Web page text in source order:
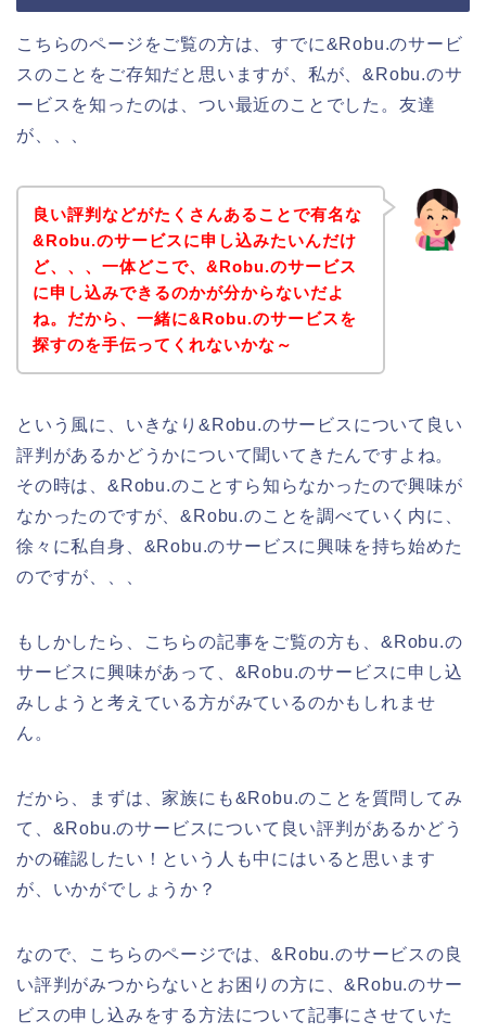
こちらのページをご覧の方は、すでに&Robu.のサービ
スのことをご存知だと思いますが、私が、&Robu.のサ
ービスを知ったのは、つい最近のことでした。友達
が、、、
良い評判などがたくさんあることで有名な
&Robu.のサービスに申し込みたいんだけ
ど、、、一体どこで、&Robu.のサービス
に申し込みできるのかが分からないだよ
ね。だから、一緒に&Robu.のサービスを
探すのを手伝ってくれないかな～
という風に、いきなり&Robu.のサービスについて良い
評判があるかどうかについて聞いてきたんですよね。
その時は、&Robu.のことすら知らなかったので興味が
なかったのですが、&Robu.のことを調べていく内に、
徐々に私自身、&Robu.のサービスに興味を持ち始めた
のですが、、、
もしかしたら、こちらの記事をご覧の方も、&Robu.の
サービスに興味があって、&Robu.のサービスに申し込
みしようと考えている方がみているのかもしれませ
ん。
だから、まずは、家族にも&Robu.のことを質問してみ
て、&Robu.のサービスについて良い評判があるかどう
かの確認したい！という人も中にはいると思います
が、いかがでしょうか？
なので、こちらのページでは、&Robu.のサービスの良
い評判がみつからないとお困りの方に、&Robu.のサー
ビスの申し込みをする方法について記事にさせていた